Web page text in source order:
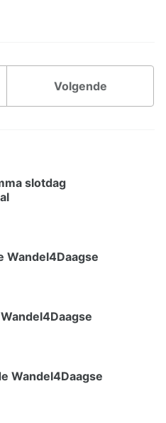
Volgende
slotdag
Wandel4Daagse
Wandel4Daagse